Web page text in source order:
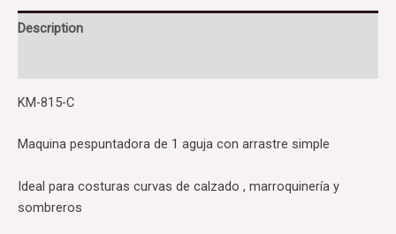
Description
KM-815-C
Maquina pespuntadora de 1 aguja con arrastre simple
Ideal para costuras curvas de calzado , marroquinería y
sombreros